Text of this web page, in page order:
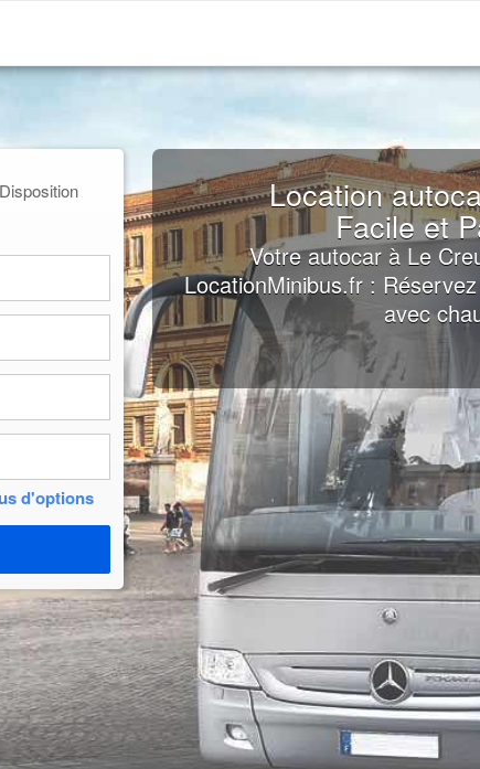
Location
Facile et
Votre autocar à Le
LocationMinibus.fr :
avec
d'options